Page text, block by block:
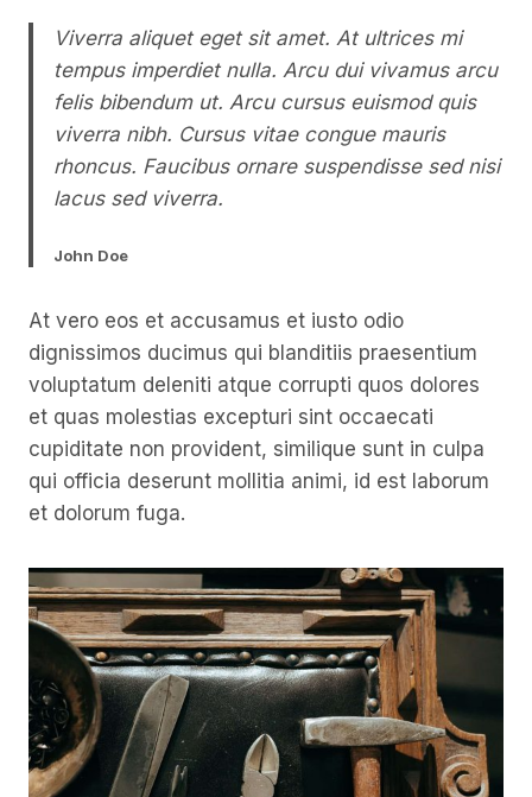
Viverra aliquet eget sit amet. At ultrices mi
tempus imperdiet nulla. Arcu dui vivamus arcu
felis bibendum ut. Arcu cursus euismod quis
viverra nibh. Cursus vitae congue mauris
rhoncus. Faucibus ornare suspendisse sed nisi
lacus sed viverra.
John Doe
At vero eos et accusamus et iusto odio
dignissimos ducimus qui blanditiis praesentium
voluptatum deleniti atque corrupti quos dolores
et quas molestias excepturi sint occaecati
cupiditate non provident, similique sunt in culpa
qui officia deserunt mollitia animi, id est laborum
et dolorum fuga.